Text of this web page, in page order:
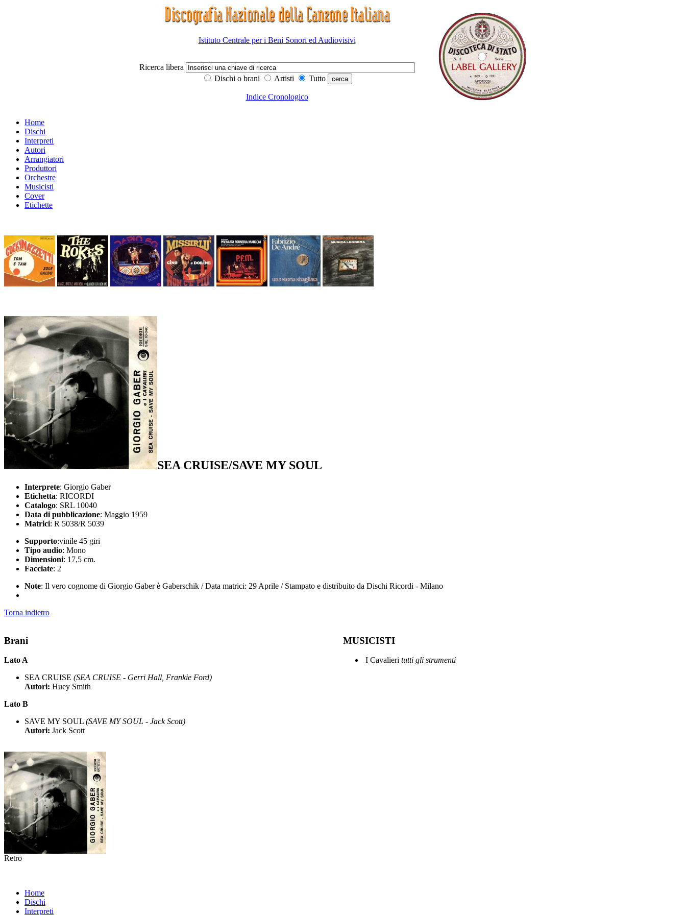
Istituto Centrale per i Beni Sonori ed Audiovisivi
Ricerca libera
Dischi o brani
Artisti Tutto
Indice Cronologico
Home
Dischi
Interpreti
Autori
Arrangiatori
Produttori
Orchestre
Musicisti
Cover
Etichette
SEA CRUISE/SAVE MY SOUL
Interprete: Giorgio Gaber
Etichetta: RICORDI
Catalogo: SRL 10040
Data di pubblicazione: Maggio 1959
Matrici: R 5038/R 5039
Supporto:vinile 45 giri
Tipo audio: Mono
Dimensioni: 17,5 cm.
Facciate: 2
Note: Il vero cognome di Giorgio Gaber è Gaberschik / Data matrici: 29 Aprile / Stampato e distribuito da Dischi Ricordi - Milano
Torna indietro
Brani
Lato A
SEA CRUISE (SEA CRUISE - Gerri Hall, Frankie Ford)
Autori: Huey Smith
Lato B
SAVE MY SOUL (SAVE MY SOUL - Jack Scott)
Autori: Jack Scott
MUSICISTI
I Cavalieri tutti gli strumenti
Retro
Home
Dischi
Interpreti